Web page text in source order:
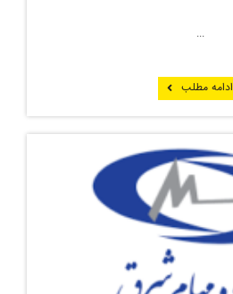
...
ادامه مطلب